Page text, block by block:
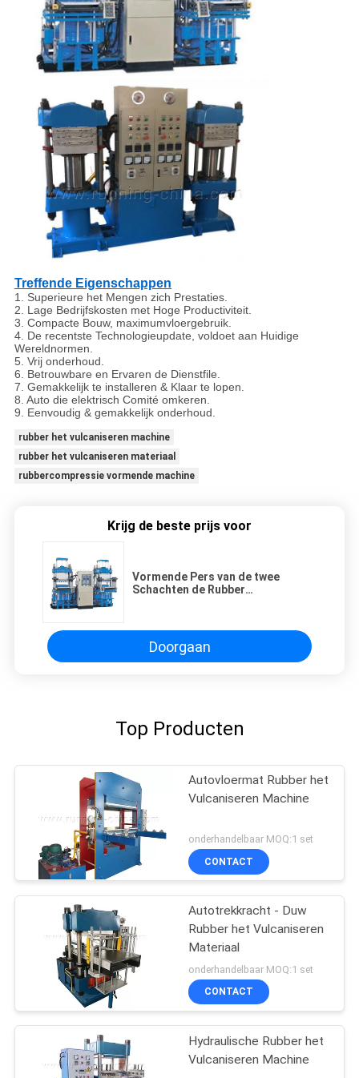
Treffende Eigenschappen
1. Superieure het Mengen zich Prestaties.
2. Lage Bedrijfskosten met Hoge Productiviteit.
3. Compacte Bouw, maximumvloergebruik.
4. De recentste Technologieupdate, voldoet aan Huidige
Wereldnormen.
5. Vrij onderhoud.
6. Betrouwbare en Ervaren de Dienstfile.
7. Gemakkelijk te installeren & Klaar te lopen.
8. Auto die elektrisch Comité omkeren.
9. Eenvoudig & gemakkelijk onderhoud.
rubber het vulcaniseren machine
rubber het vulcaniseren materiaal
rubbercompressie vormende machine
Krijg de beste prijs voor
Vormende Pers van de twee
Schachten de Rubber
Doorgaan
Top Producten
Autovloermat Rubber het
Vulcaniseren Machine
onderhandelbaar MOQ:1 set
CONTACT
Autotrekkracht - Duw
Rubber het Vulcaniseren
Materiaal
onderhandelbaar MOQ:1 set
CONTACT
Hydraulische Rubber het
Vulcaniseren Machine